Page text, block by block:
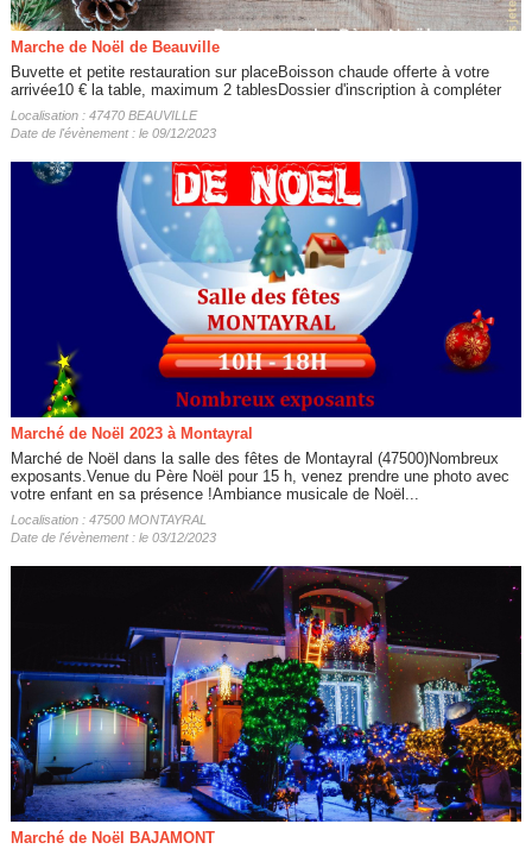
Marche de Noël de Beauville
Buvette et petite restauration sur placeBoisson chaude offerte à votre
arrivée10 € la table, maximum 2 tablesDossier d'inscription à compléter
Localisation : 47470 BEAUVILLE
Date de l'évènement : le 09/12/2023
Marché de Noël 2023 à Montayral
Marché de Noël dans la salle des fêtes de Montayral (47500)Nombreux
exposants.Venue du Père Noël pour 15 h, venez prendre une photo avec
votre enfant en sa présence !Ambiance musicale de Noël...
Localisation : 47500 MONTAYRAL
Date de l'évènement : le 03/12/2023
Marché de Noël BAJAMONT